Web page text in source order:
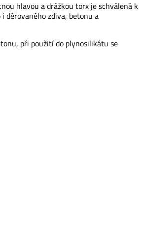
hlavou a drážkou torx je schválená k
děrovaného zdiva, betonu a
při použití do plynosilikátu se